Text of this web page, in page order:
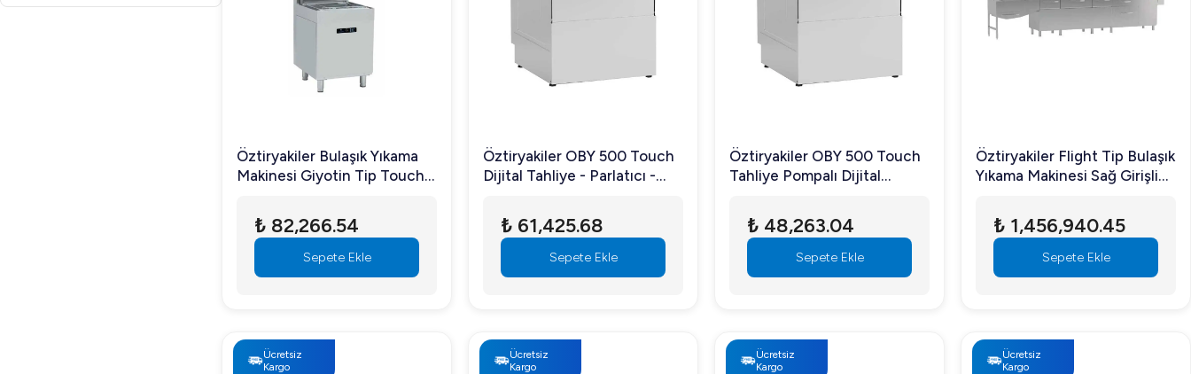
Öztiryakiler Bulaşık Yıkama
Makinesi Giyotin Tip Touch
Parlatıcı Pompalı
₺ 82,266.54
Sepete Ekle
Öztiryakiler OBY 500 Touch
Dijital Tahliye - Parlatıcı -
Yıkama Makinası 50x50 cm
Sepetli
₺ 61,425.68
Sepete Ekle
Öztiryakiler OBY 500 Touch
Tahliye Pompalı Dijital
50x50 cm
₺ 48,263.04
Sepete Ekle
Öztiryakiler Flight Tip Bulaşık
Yıkama Makinesi Sağ Girişli
₺ 1,456,940.45
Sepete Ekle
Ücretsiz
Kargo
Ücretsiz
Kargo
Ücretsiz
Kargo
Ücretsiz
Kargo